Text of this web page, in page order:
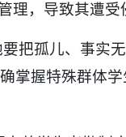
理，导致其遭
要把孤儿、事实
掌握特殊群体